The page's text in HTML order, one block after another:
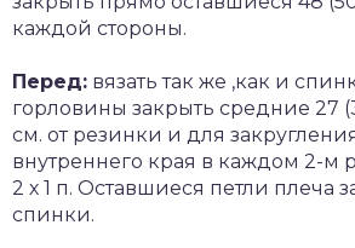
каждой стороны.
Перед: вязать так же ,как и
горловины закрыть средние 27
см. от резинки и для
внутреннего края в каждом 2-м р.
2 х 1 п. Оставшиеся петли плеча
спинки.